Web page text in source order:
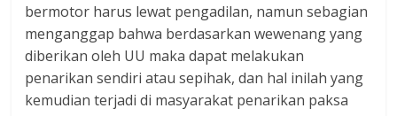
bermotor harus lewat pengadilan, namun sebagian
menganggap bahwa berdasarkan wewenang yang
diberikan oleh UU maka dapat melakukan
penarikan sendiri atau sepihak, dan hal inilah yang
kemudian terjadi di masyarakat penarikan paksa